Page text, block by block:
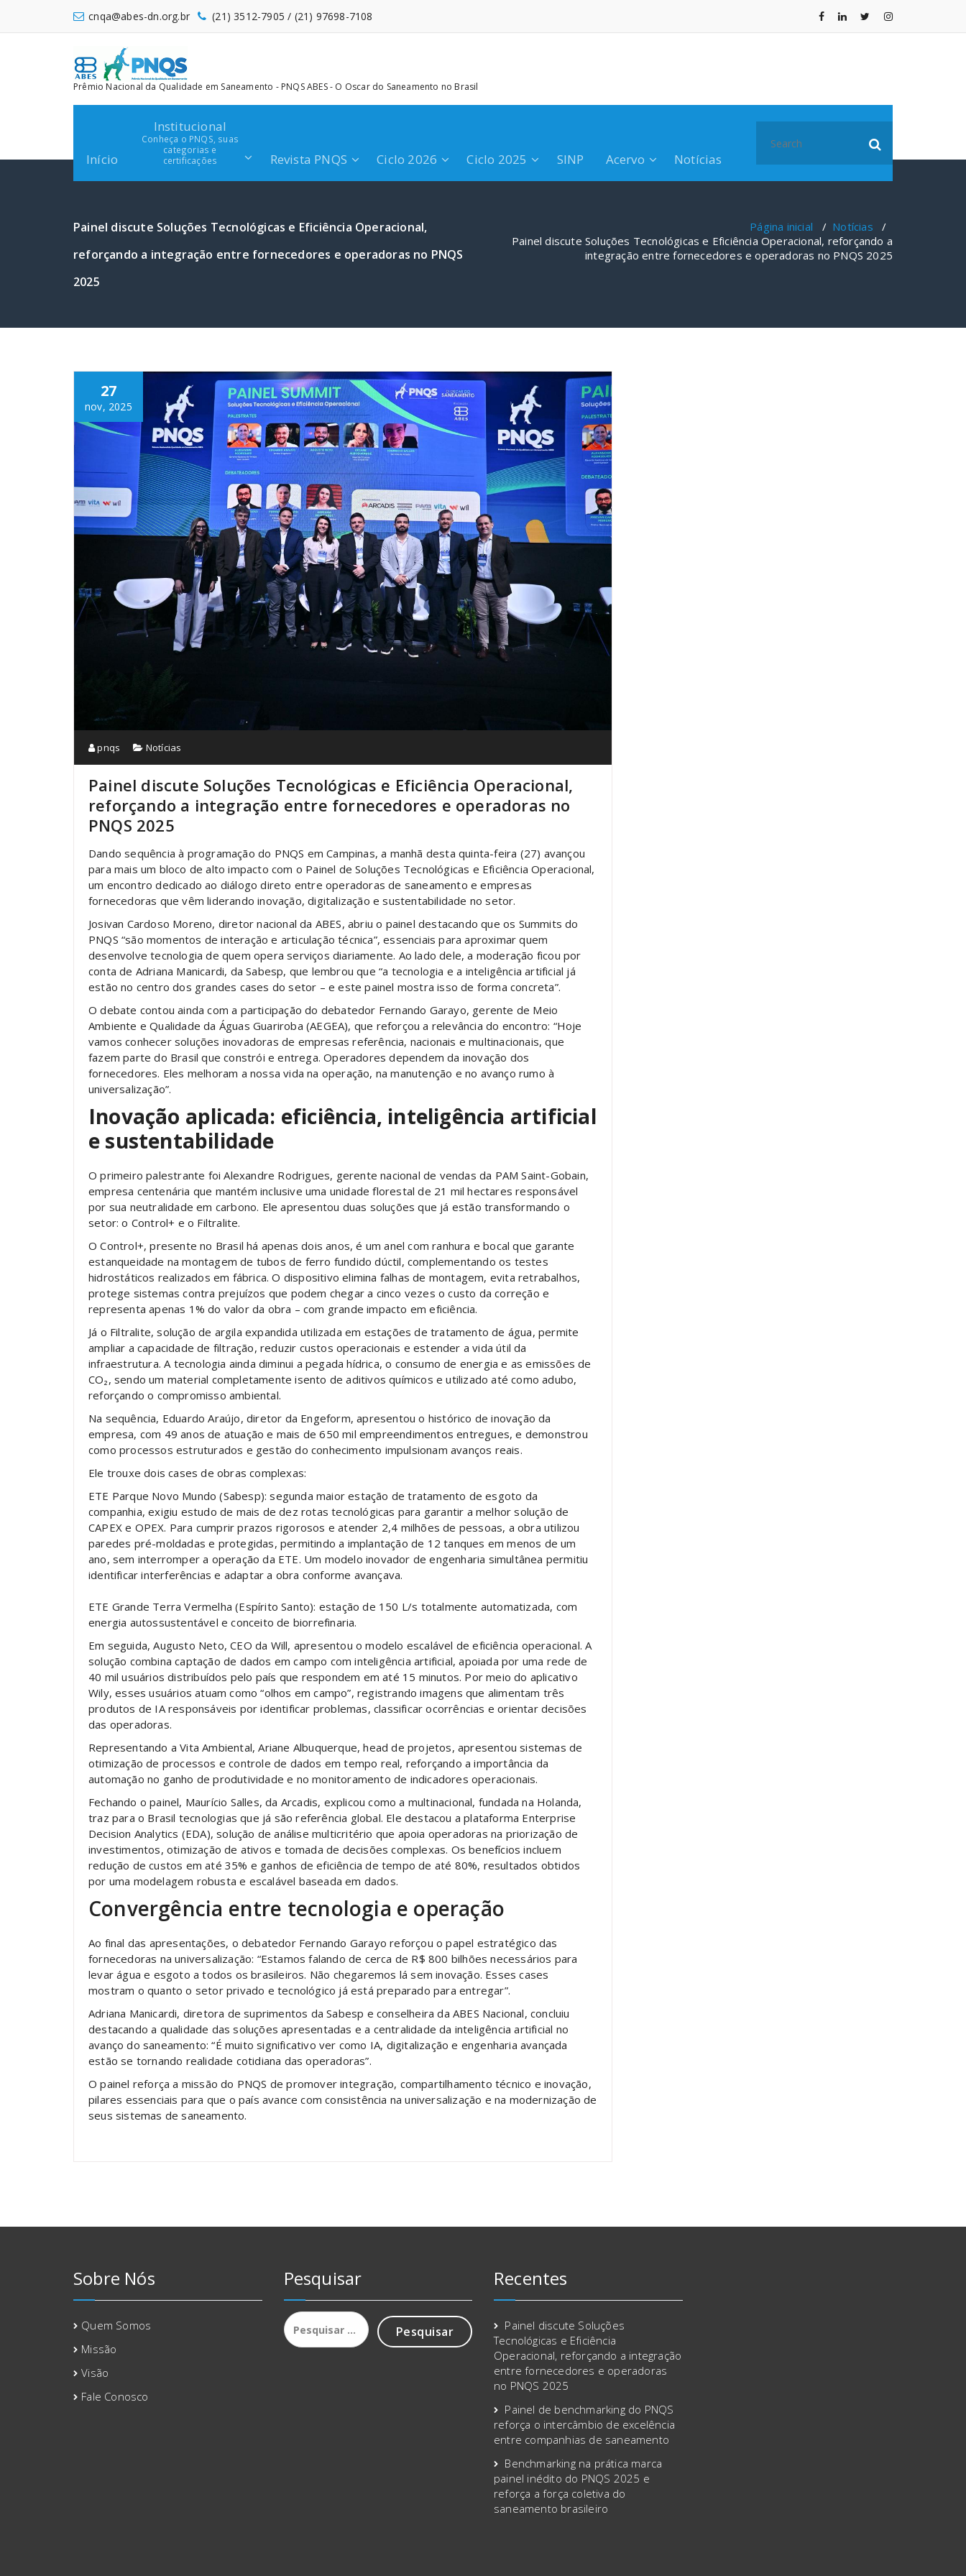
o
cnqa@abes-dn.org.br (21) 3512-7905 / (21) 97698-7108
Prêmio Nacional da Qualidade em Saneamento - PNQS ABES - O Oscar do Saneamento no Brasil
Início
Institucional
Conheça o PNQS, suas
categorias e
certificações
Revista PNQS Ciclo 2026 Ciclo 2025 SINP Acervo Notícias
for:
Painel discute Soluções Tecnológicas e Eficiência Operacional,
reforçando a integração entre fornecedores e operadoras no PNQS
2025
Página inicial / Notícias /
Painel discute Soluções Tecnológicas e Eficiência Operacional, reforçando a
integração entre fornecedores e operadoras no PNQS 2025
27
nov, 2025
pnqs Notícias
Painel discute Soluções Tecnológicas e Eficiência Operacional,
reforçando a integração entre fornecedores e operadoras no
PNQS 2025
Dando sequência à programação do PNQS em Campinas, a manhã desta quinta-feira (27) avançou
para mais um bloco de alto impacto com o Painel de Soluções Tecnológicas e Eficiência Operacional,
um encontro dedicado ao diálogo direto entre operadoras de saneamento e empresas
fornecedoras que vêm liderando inovação, digitalização e sustentabilidade no setor.
Josivan Cardoso Moreno, diretor nacional da ABES, abriu o painel destacando que os Summits do
PNQS “são momentos de interação e articulação técnica”, essenciais para aproximar quem
desenvolve tecnologia de quem opera serviços diariamente. Ao lado dele, a moderação ficou por
conta de Adriana Manicardi, da Sabesp, que lembrou que “a tecnologia e a inteligência artificial já
estão no centro dos grandes cases do setor – e este painel mostra isso de forma concreta”.
O debate contou ainda com a participação do debatedor Fernando Garayo, gerente de Meio
Ambiente e Qualidade da Águas Guariroba (AEGEA), que reforçou a relevância do encontro: “Hoje
vamos conhecer soluções inovadoras de empresas referência, nacionais e multinacionais, que
fazem parte do Brasil que constrói e entrega. Operadores dependem da inovação dos
fornecedores. Eles melhoram a nossa vida na operação, na manutenção e no avanço rumo à
universalização”.
Inovação aplicada: eficiência, inteligência artificial
e sustentabilidade
O primeiro palestrante foi Alexandre Rodrigues, gerente nacional de vendas da PAM Saint-Gobain,
empresa centenária que mantém inclusive uma unidade florestal de 21 mil hectares responsável
por sua neutralidade em carbono. Ele apresentou duas soluções que já estão transformando o
setor: o Control+ e o Filtralite.
O Control+, presente no Brasil há apenas dois anos, é um anel com ranhura e bocal que garante
estanqueidade na montagem de tubos de ferro fundido dúctil, complementando os testes
hidrostáticos realizados em fábrica. O dispositivo elimina falhas de montagem, evita retrabalhos,
protege sistemas contra prejuízos que podem chegar a cinco vezes o custo da correção e
representa apenas 1% do valor da obra – com grande impacto em eficiência.
Já o Filtralite, solução de argila expandida utilizada em estações de tratamento de água, permite
ampliar a capacidade de filtração, reduzir custos operacionais e estender a vida útil da
infraestrutura. A tecnologia ainda diminui a pegada hídrica, o consumo de energia e as emissões de
CO₂, sendo um material completamente isento de aditivos químicos e utilizado até como adubo,
reforçando o compromisso ambiental.
Na sequência, Eduardo Araújo, diretor da Engeform, apresentou o histórico de inovação da
empresa, com 49 anos de atuação e mais de 650 mil empreendimentos entregues, e demonstrou
como processos estruturados e gestão do conhecimento impulsionam avanços reais.
Ele trouxe dois cases de obras complexas:
ETE Parque Novo Mundo (Sabesp): segunda maior estação de tratamento de esgoto da
companhia, exigiu estudo de mais de dez rotas tecnológicas para garantir a melhor solução de
CAPEX e OPEX. Para cumprir prazos rigorosos e atender 2,4 milhões de pessoas, a obra utilizou
paredes pré-moldadas e protegidas, permitindo a implantação de 12 tanques em menos de um
ano, sem interromper a operação da ETE. Um modelo inovador de engenharia simultânea permitiu
identificar interferências e adaptar a obra conforme avançava.
ETE Grande Terra Vermelha (Espírito Santo): estação de 150 L/s totalmente automatizada, com
energia autossustentável e conceito de biorrefinaria.
Em seguida, Augusto Neto, CEO da Will, apresentou o modelo escalável de eficiência operacional. A
solução combina captação de dados em campo com inteligência artificial, apoiada por uma rede de
40 mil usuários distribuídos pelo país que respondem em até 15 minutos. Por meio do aplicativo
Wily, esses usuários atuam como “olhos em campo”, registrando imagens que alimentam três
produtos de IA responsáveis por identificar problemas, classificar ocorrências e orientar decisões
das operadoras.
Representando a Vita Ambiental, Ariane Albuquerque, head de projetos, apresentou sistemas de
otimização de processos e controle de dados em tempo real, reforçando a importância da
automação no ganho de produtividade e no monitoramento de indicadores operacionais.
Fechando o painel, Maurício Salles, da Arcadis, explicou como a multinacional, fundada na Holanda,
traz para o Brasil tecnologias que já são referência global. Ele destacou a plataforma Enterprise
Decision Analytics (EDA), solução de análise multicritério que apoia operadoras na priorização de
investimentos, otimização de ativos e tomada de decisões complexas. Os benefícios incluem
redução de custos em até 35% e ganhos de eficiência de tempo de até 80%, resultados obtidos
por uma modelagem robusta e escalável baseada em dados.
Convergência entre tecnologia e operação
Ao final das apresentações, o debatedor Fernando Garayo reforçou o papel estratégico das
fornecedoras na universalização: “Estamos falando de cerca de R$ 800 bilhões necessários para
levar água e esgoto a todos os brasileiros. Não chegaremos lá sem inovação. Esses cases
mostram o quanto o setor privado e tecnológico já está preparado para entregar”.
Adriana Manicardi, diretora de suprimentos da Sabesp e conselheira da ABES Nacional, concluiu
destacando a qualidade das soluções apresentadas e a centralidade da inteligência artificial no
avanço do saneamento: “É muito significativo ver como IA, digitalização e engenharia avançada
estão se tornando realidade cotidiana das operadoras”.
O painel reforça a missão do PNQS de promover integração, compartilhamento técnico e inovação,
pilares essenciais para que o país avance com consistência na universalização e na modernização de
seus sistemas de saneamento.
Sobre Nós
Quem Somos
Missão
Visão
Fale Conosco
Pesquisar
Pesquisar
por:
Recentes
Painel discute Soluções
Tecnológicas e Eficiência
Operacional, reforçando a integração
entre fornecedores e operadoras
no PNQS 2025
Painel de benchmarking do PNQS
reforça o intercâmbio de excelência
entre companhias de saneamento
Benchmarking na prática marca
painel inédito do PNQS 2025 e
reforça a força coletiva do
saneamento brasileiro